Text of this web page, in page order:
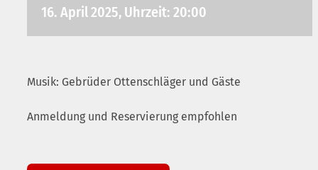
16. April 2025, Uhrzeit: 20:00
Musik: Gebrüder Ottenschläger und Gäste
Anmeldung und Reservierung empfohlen